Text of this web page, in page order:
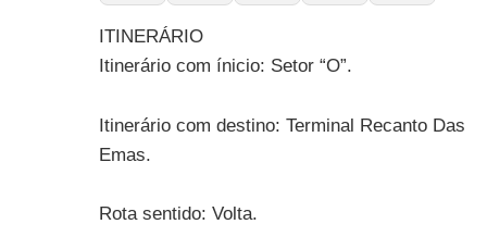
ITINERÁRIO
Itinerário com ínicio: Setor “O”.
Itinerário com destino: Terminal Recanto Das
Emas.
Rota sentido: Volta.